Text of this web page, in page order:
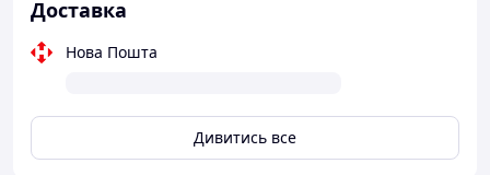
Доставка
Нова Пошта
Дивитись все